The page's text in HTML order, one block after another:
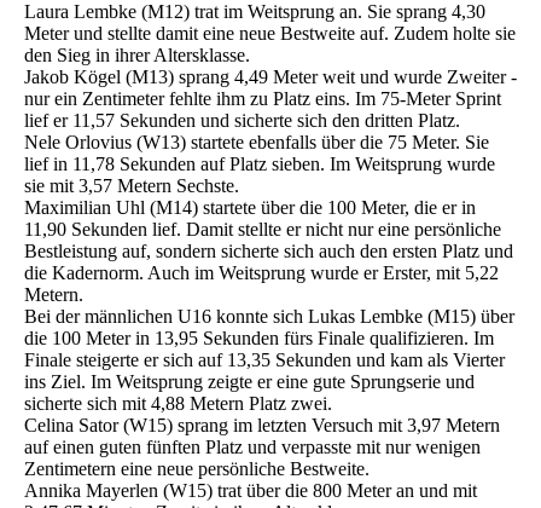
Laura Lembke (M12) trat im Weitsprung an. Sie sprang 4,30
Meter und stellte damit eine neue Bestweite auf. Zudem holte sie
den Sieg in ihrer Altersklasse.
Jakob Kögel (M13) sprang 4,49 Meter weit und wurde Zweiter -
nur ein Zentimeter fehlte ihm zu Platz eins. Im 75-Meter Sprint
lief er 11,57 Sekunden und sicherte sich den dritten Platz.
Nele Orlovius (W13) startete ebenfalls über die 75 Meter. Sie
lief in 11,78 Sekunden auf Platz sieben. Im Weitsprung wurde
sie mit 3,57 Metern Sechste.
Maximilian Uhl (M14) startete über die 100 Meter, die er in
11,90 Sekunden lief. Damit stellte er nicht nur eine persönliche
Bestleistung auf, sondern sicherte sich auch den ersten Platz und
die Kadernorm. Auch im Weitsprung wurde er Erster, mit 5,22
Metern.
Bei der männlichen U16 konnte sich Lukas Lembke (M15) über
die 100 Meter in 13,95 Sekunden fürs Finale qualifizieren. Im
Finale steigerte er sich auf 13,35 Sekunden und kam als Vierter
ins Ziel. Im Weitsprung zeigte er eine gute Sprungserie und
sicherte sich mit 4,88 Metern Platz zwei.
Celina Sator (W15) sprang im letzten Versuch mit 3,97 Metern
auf einen guten fünften Platz und verpasste mit nur wenigen
Zentimetern eine neue persönliche Bestweite.
Annika Mayerlen (W15) trat über die 800 Meter an und mit